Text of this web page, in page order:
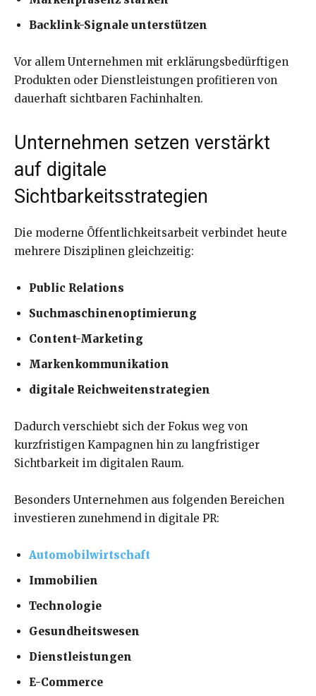
Backlink-Signale unterstützen
Vor allem Unternehmen mit erklärungsbedürftigen
Produkten oder Dienstleistungen profitieren von
dauerhaft sichtbaren Fachinhalten.
Unternehmen setzen verstärkt
auf digitale
Sichtbarkeitsstrategien
Die moderne Öffentlichkeitsarbeit verbindet heute
mehrere Disziplinen gleichzeitig:
Public Relations
Suchmaschinenoptimierung
Content-Marketing
Markenkommunikation
digitale Reichweitenstrategien
Dadurch verschiebt sich der Fokus weg von
kurzfristigen Kampagnen hin zu langfristiger
Sichtbarkeit im digitalen Raum.
Besonders Unternehmen aus folgenden Bereichen
investieren zunehmend in digitale PR:
Automobilwirtschaft
Immobilien
Technologie
Gesundheitswesen
Dienstleistungen
E-Commerce